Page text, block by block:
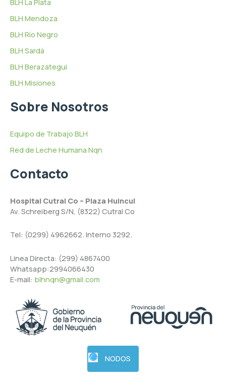
BLH Mendoza
BLH Río Negro
BLH Sardá
BLH Berazategui
BLH Misiones
Sobre Nosotros
Equipo de Trabajo BLH
Red de Leche Humana Nqn
Contacto
Hospital Cutral Co – Plaza Huincul
Av. Schreiberg S/N, (8322) Cutral Co
Tel: (0299) 4962662. Interno 3292.
Linea Directa: (299) 4867400
Whatsapp:2994066430
E-mail: blhnqn@gmail.com
NODOS